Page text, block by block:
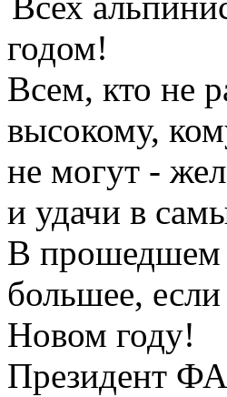
годом!
Всем, кто не
высокому,
не могут -
и удачи в
В прошедшем
большее,
Новом году!
Президент